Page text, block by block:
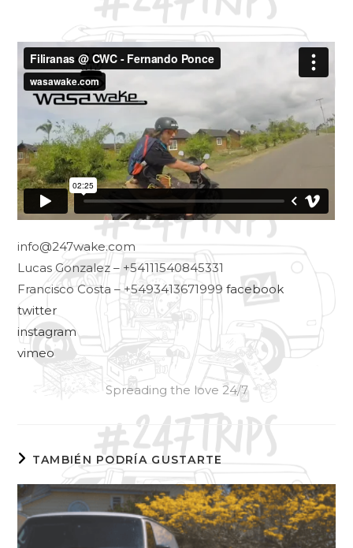
info@247wake.com
Lucas Gonzalez – +54111540845331
Francisco Costa – +5493413671999facebook
twitter
instagram
vimeo
Spreading the love 24/7
TAMBIÉN PODRÍA GUSTARTE